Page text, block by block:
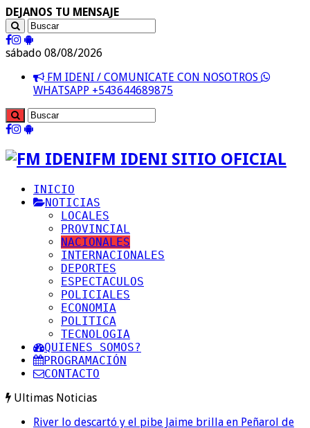
DEJANOS TU MENSAJE
sábado 08/08/2026
FM IDENI / COMUNICATE CON NOSOTROS
WHATSAPP +543644689875
FM IDENI SITIO OFICIAL
INICIO
NOTICIAS
LOCALES
PROVINCIAL
NACIONALES
INTERNACIONALES
DEPORTES
ESPECTACULOS
POLICIALES
ECONOMIA
POLITICA
TECNOLOGIA
QUIENES SOMOS?
PROGRAMACIÓN
CONTACTO
Ultimas Noticias
River lo descartó y el pibe Jaime brilla en Peñarol de